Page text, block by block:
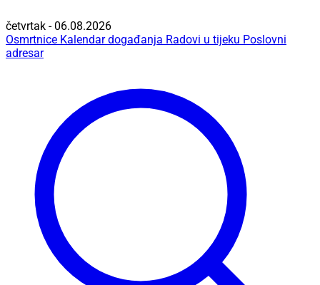
četvrtak - 06.08.2026
Osmrtnice Kalendar događanja Radovi u tijeku Poslovni
adresar